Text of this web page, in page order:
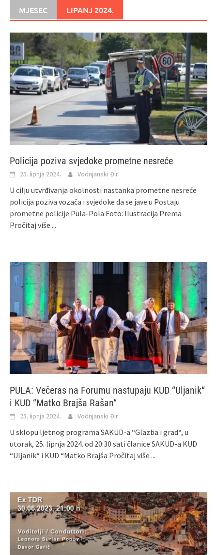
MJESEC LIPANJ 2024.
Policija poziva svjedoke prometne nesreće
25. lipnja 2024. Vodnjanski Đir
U cilju utvrđivanja okolnosti nastanka prometne nesreće
policija poziva vozača i svjedoke da se jave u Postaju
prometne policije Pula-Pola Foto: Ilustracija Prema
Pročitaj više ...
PULA: Večeras na Forumu nastupaju KUD “Uljanik“
i KUD “Matko Brajša Rašan“
25. lipnja 2024. Vodnjanski Đir
U sklopu ljetnog programa SAKUD-a “Glazba i grad“, u
utorak, 25. lipnja 2024. od 20:30 sati članice SAKUD-a KUD
“Uljanik“ i KUD “Matko Brajša Pročitaj više ...